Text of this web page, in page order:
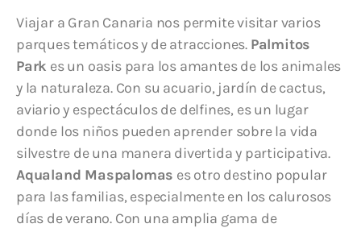
Viajar a Gran Canaria nos permite visitar varios
parques temáticos y de atracciones. Palmitos
Park es un oasis para los amantes de los animales
y la naturaleza. Con su acuario, jardín de cactus,
aviario y espectáculos de delfines, es un lugar
donde los niños pueden aprender sobre la vida
silvestre de una manera divertida y participativa.
Aqualand Maspalomas es otro destino popular
para las familias, especialmente en los calurosos
días de verano. Con una amplia gama de